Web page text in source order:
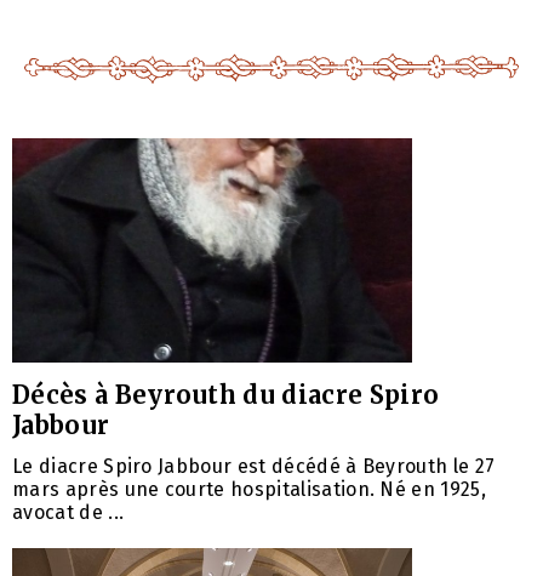
Décès à Beyrouth du diacre Spiro
Jabbour
Le diacre Spiro Jabbour est décédé à Beyrouth le 27
mars après une courte hospitalisation. Né en 1925,
avocat de ...